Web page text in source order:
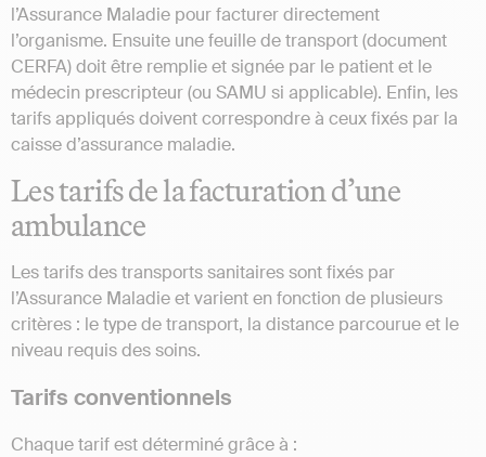
l’Assurance Maladie pour facturer directement
l’organisme. Ensuite une feuille de transport (document
CERFA) doit être remplie et signée par le patient et le
médecin prescripteur (ou SAMU si applicable). Enfin, les
tarifs appliqués doivent correspondre à ceux fixés par la
caisse d’assurance maladie.
Les tarifs de la facturation d’une
ambulance
Les tarifs des transports sanitaires sont fixés par
l’Assurance Maladie et varient en fonction de plusieurs
critères : le type de transport, la distance parcourue et le
niveau requis des soins.
Tarifs conventionnels
Chaque tarif est déterminé grâce à :